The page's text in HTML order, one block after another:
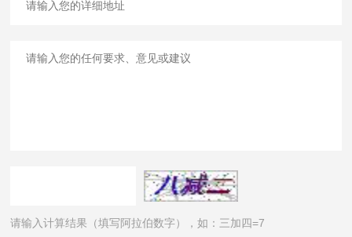
请输入计算结果（填写阿拉伯数字），如：三加四=7